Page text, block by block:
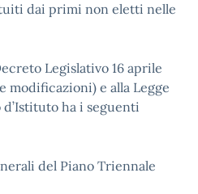
dai primi non eletti nelle
Legislativo 16 aprile
modificazioni) e alla Legge
d’Istituto ha i seguenti
del Piano Triennale